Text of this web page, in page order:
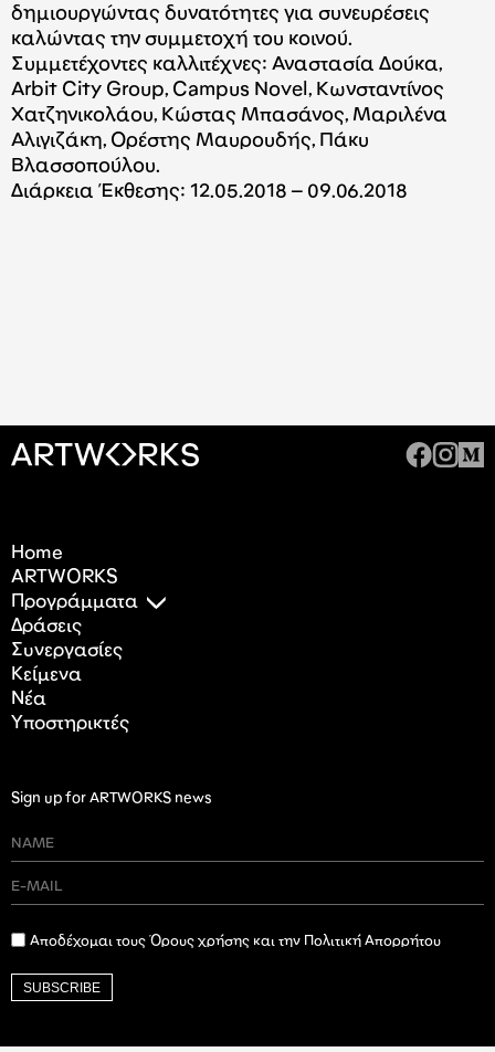
δημιουργώντας δυνατότητες για συνευρέσεις
καλώντας την συμμετοχή του κοινού.
Συμμετέχοντες καλλιτέχνες: Αναστασία Δούκα,
Arbit City Group, Campus Novel, Κωνσταντίνος
Χατζηνικολάου, Κώστας Μπασάνος, Μαριλένα
Αλιγιζάκη, Ορέστης Μαυρουδής, Πάκυ
Βλασσοπούλου.
Διάρκεια Έκθεσης: 12.05.2018 – 09.06.2018
Home
ARTWORKS
Προγράμματα
Δράσεις
Συνεργασίες
Κείμενα
Nέα
Υποστηρικτές
Sign up for ARTWORKS news
Αποδέχομαι τους Όρους χρήσης και την Πολιτική Απορρήτου
SUBSCRIBE